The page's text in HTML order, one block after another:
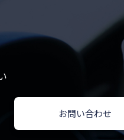
お問い合わせ